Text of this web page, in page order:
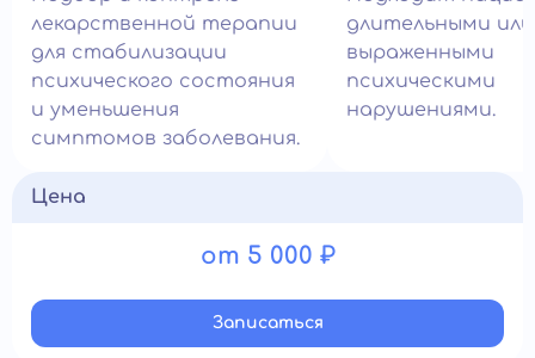
лекарственной терапии
для стабилизации
психического состояния
и уменьшения
симптомов заболевания.
длительными или
выраженными
психическими
нарушениями.
Цена
от 5 000 ₽
Записатьcя